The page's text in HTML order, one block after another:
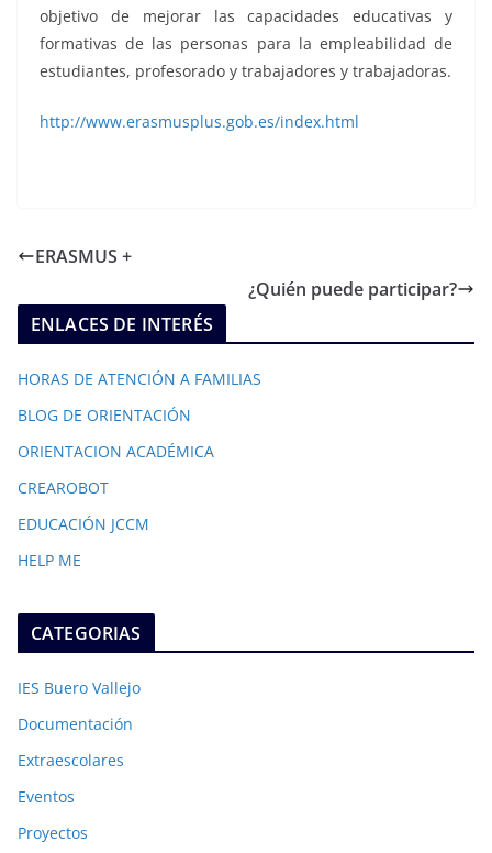
objetivo de mejorar las capacidades educativas y
formativas de las personas para la empleabilidad de
estudiantes, profesorado y trabajadores y trabajadoras.
http://www.erasmusplus.gob.es/index.html
ERASMUS +
¿Quién puede participar?
ENLACES DE INTERÉS
HORAS DE ATENCIÓN A FAMILIAS
BLOG DE ORIENTACIÓN
ORIENTACION ACADÉMICA
CREAROBOT
EDUCACIÓN JCCM
HELP ME
CATEGORIAS
IES Buero Vallejo
Documentación
Extraescolares
Eventos
Proyectos